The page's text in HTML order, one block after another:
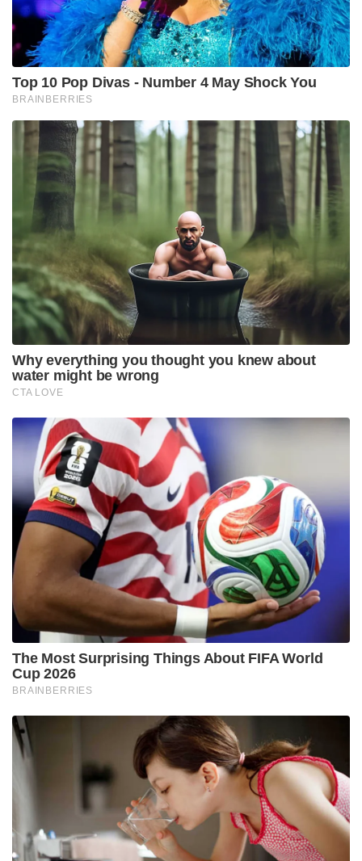
Top 10 Pop Divas - Number 4 May Shock You
BRAINBERRIES
Why everything you thought you knew about
water might be wrong
CTA LOVE
The Most Surprising Things About FIFA World
Cup 2026
BRAINBERRIES